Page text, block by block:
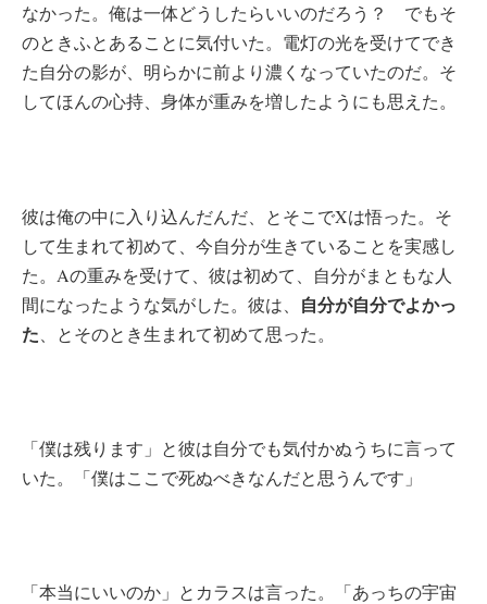
なかった。俺は一体どうしたらいいのだろう？ でもそ
のときふとあることに気付いた。電灯の光を受けてでき
た自分の影が、明らかに前より濃くなっていたのだ。そ
してほんの心持、身体が重みを増したようにも思えた。
彼は俺の中に入り込んだんだ、とそこでXは悟った。そ
して生まれて初めて、今自分が生きていることを実感し
た。Aの重みを受けて、彼は初めて、自分がまともな人
間になったような気がした。彼は、 自分が自分でよかっ
た 、とそのとき生まれて初めて思った。
「僕は残ります」と彼は自分でも気付かぬうちに言って
いた。「僕はここで死ぬべきなんだと思うんです」
「本当にいいのか」とカラスは言った。「あっちの宇宙